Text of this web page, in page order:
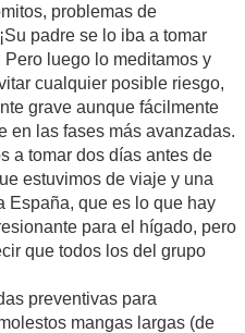
problemas de
padre se lo iba a tomar
luego lo meditamos y
cualquier posible riesgo,
grave aunque fácilmente
en las fases más avanzadas.
a tomar dos días antes de
estuvimos de viaje y una
España, que es lo que hay
para el hígado, pero
que todos los del grupo
preventivas para
mangas largas (de